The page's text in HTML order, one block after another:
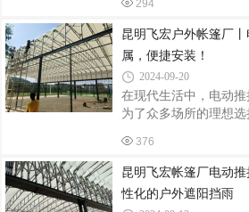
添户外空间的舒适度
遮阳篷的性能和安全
要。本文将详细介绍户
步骤，帮助您打造一个
一、了解需求与选择材
测量需要遮阳的户外
适。使用环境：考虑
台、咖啡馆露台还是其
294
昆明飞宏户外帐篷厂
属，便捷安装！
2024-09-20
在现代生活中，电动
为了众多场所的理想
色的遮阳、防雨和空
湛工艺，品质保证电
遵循高标准的质量控制
重品质与耐用性。高强
376
昆明飞宏帐篷厂电动
性化的户外遮阳挡雨